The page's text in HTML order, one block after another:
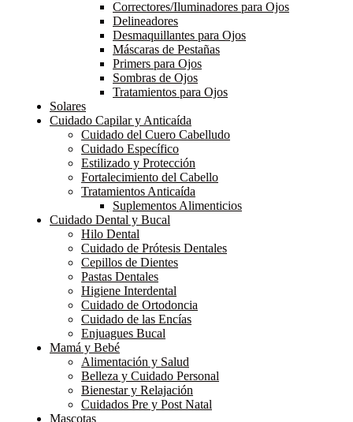
Correctores/Iluminadores para Ojos
Delineadores
Desmaquillantes para Ojos
Máscaras de Pestañas
Primers para Ojos
Sombras de Ojos
Tratamientos para Ojos
Solares
Cuidado Capilar y Anticaída
Cuidado del Cuero Cabelludo
Cuidado Específico
Estilizado y Protección
Fortalecimiento del Cabello
Tratamientos Anticaída
Suplementos Alimenticios
Cuidado Dental y Bucal
Hilo Dental
Cuidado de Prótesis Dentales
Cepillos de Dientes
Pastas Dentales
Higiene Interdental
Cuidado de Ortodoncia
Cuidado de las Encías
Enjuagues Bucal
Mamá y Bebé
Alimentación y Salud
Belleza y Cuidado Personal
Bienestar y Relajación
Cuidados Pre y Post Natal
Mascotas